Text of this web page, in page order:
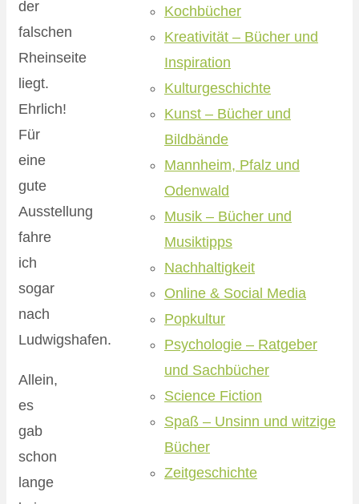
der
falschen
Rheinseite
liegt.
Ehrlich!
Für
eine
gute
Ausstellung
fahre
ich
sogar
nach
Ludwigshafen.
Allein,
es
gab
schon
lange
Kochbücher
Kreativität – Bücher und
Inspiration
Kulturgeschichte
Kunst – Bücher und
Bildbände
Mannheim, Pfalz und
Odenwald
Musik – Bücher und
Musiktipps
Nachhaltigkeit
Online & Social Media
Popkultur
Psychologie – Ratgeber
und Sachbücher
Science Fiction
Spaß – Unsinn und witzige
Bücher
Zeitgeschichte